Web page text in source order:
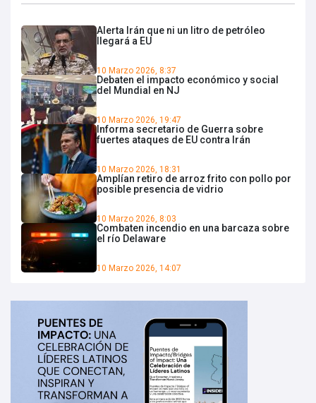
Alerta Irán que ni un litro de petróleo
llegará a EU
10 Marzo 2026, 8:37
Debaten el impacto económico y social
del Mundial en NJ
10 Marzo 2026, 19:47
Informa secretario de Guerra sobre
fuertes ataques de EU contra Irán
10 Marzo 2026, 18:31
Amplían retiro de arroz frito con pollo por
posible presencia de vidrio
10 Marzo 2026, 8:03
Combaten incendio en una barcaza sobre
el río Delaware
10 Marzo 2026, 14:07